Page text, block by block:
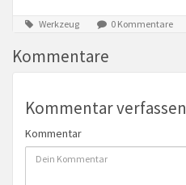
Werkzeug 0 Kommentare
Kommentare
Kommentar verfassen
Kommentar